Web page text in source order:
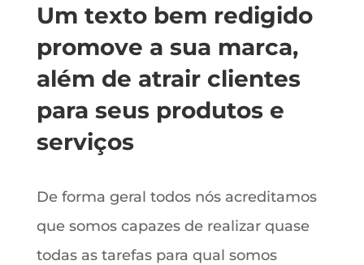
Um texto bem redigido
promove a sua marca,
além de atrair clientes
para seus produtos e
serviços
De forma geral todos nós acreditamos
que somos capazes de realizar quase
todas as tarefas para qual somos